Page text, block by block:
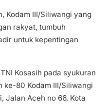
Kodam III/Siliwangi yang
rakyat, tumbuh
untuk kepentingan
Kosasih pada syukuran
ke-80 Kodam III/Siliwangi
Jalan Aceh no 66, Kota